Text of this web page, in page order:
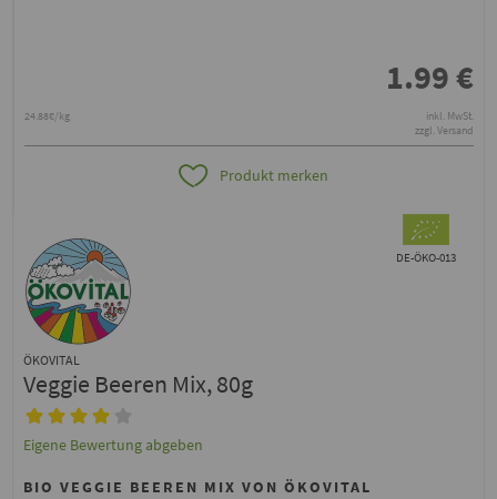
1.99€
24.88€/kg
inkl. MwSt.
zzgl. Versand
Produkt merken
DE-ÖKO-013
ÖKOVITAL
Veggie Beeren Mix, 80g
Eigene Bewertung abgeben
BIO VEGGIE BEEREN MIX VON ÖKOVITAL